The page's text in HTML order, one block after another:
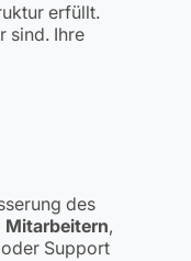
erfüllt.
sind. Ihre
des
Mitarbeitern,
Support